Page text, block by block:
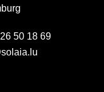
50 18 69